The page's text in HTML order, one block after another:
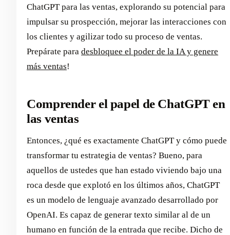
ChatGPT para las ventas, explorando su potencial para
impulsar su prospección, mejorar las interacciones con
los clientes y agilizar todo su proceso de ventas.
Prepárate para desbloquee el poder de la IA y genere
más ventas!
Comprender el papel de ChatGPT en
las ventas
Entonces, ¿qué es exactamente ChatGPT y cómo puede
transformar tu estrategia de ventas? Bueno, para
aquellos de ustedes que han estado viviendo bajo una
roca desde que explotó en los últimos años, ChatGPT
es un modelo de lenguaje avanzado desarrollado por
OpenAI. Es capaz de generar texto similar al de un
humano en función de la entrada que recibe. Dicho de